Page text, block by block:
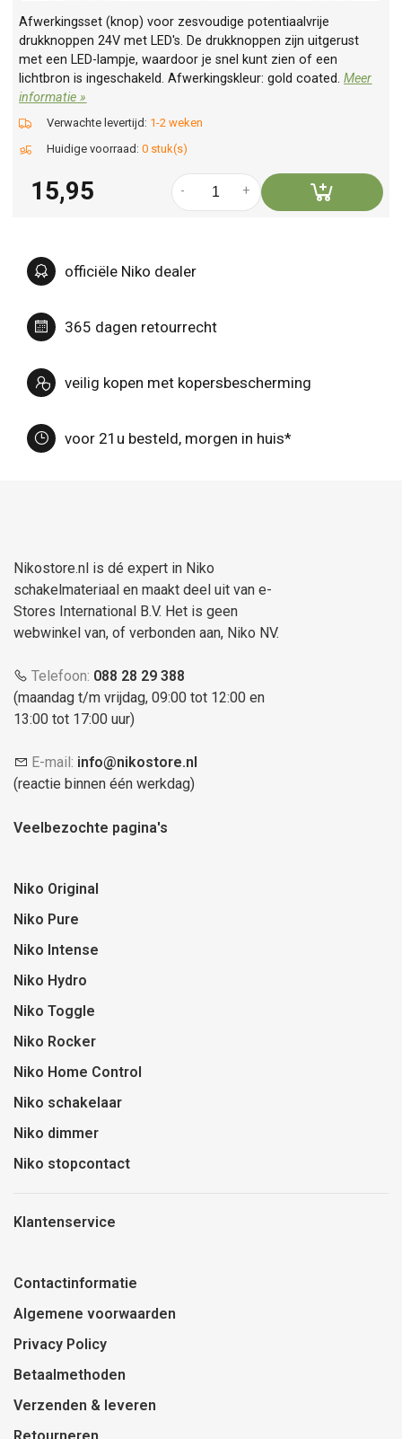
Afwerkingsset (knop) voor zesvoudige potentiaalvrije
drukknoppen 24V met LED's. De drukknoppen zijn uitgerust
met een LED-lampje, waardoor je snel kunt zien of een
lichtbron is ingeschakeld. Afwerkingskleur: gold coated.Meer
informatie »
Verwachte levertijd: 1-2 weken
Huidige voorraad: 0 stuk(s)
15,95 +
-
officiële Niko dealer
365 dagen retourrecht
veilig kopen met kopersbescherming
voor 21u besteld, morgen in huis*
Nikostore.nl is dé expert in Niko
schakelmateriaal en maakt deel uit van e-
Stores International B.V. Het is geen
webwinkel van, of verbonden aan, Niko NV.
Telefoon: 088 28 29 388
(maandag t/m vrijdag, 09:00 tot 12:00 en
13:00 tot 17:00 uur)
E-mail: info@nikostore.nl
(reactie binnen één werkdag)
Veelbezochte pagina's
Niko Original
Niko Pure
Niko Intense
Niko Hydro
Niko Toggle
Niko Rocker
Niko Home Control
Niko schakelaar
Niko dimmer
Niko stopcontact
Klantenservice
Contactinformatie
Algemene voorwaarden
Privacy Policy
Betaalmethoden
Verzenden & leveren